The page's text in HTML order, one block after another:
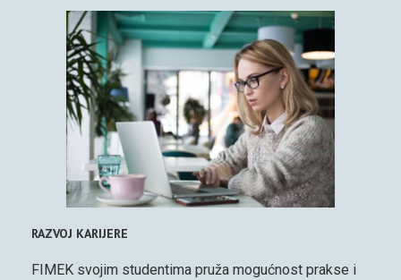
RAZVOJ KARIJERE
FIMEK svojim studentima pruža mogućnost prakse i